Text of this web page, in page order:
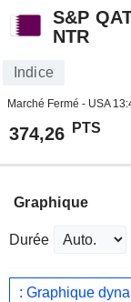
S&P
NTR
Indice
Marché Fermé - USA
374,26 PTS
Graphique
Durée
: Graphique